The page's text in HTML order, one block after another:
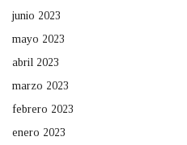
junio 2023
mayo 2023
abril 2023
marzo 2023
febrero 2023
enero 2023